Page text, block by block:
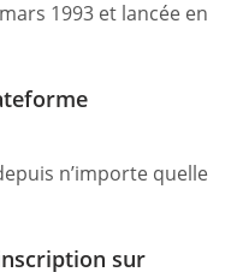
1993 et lancée en
n’importe quelle
sur